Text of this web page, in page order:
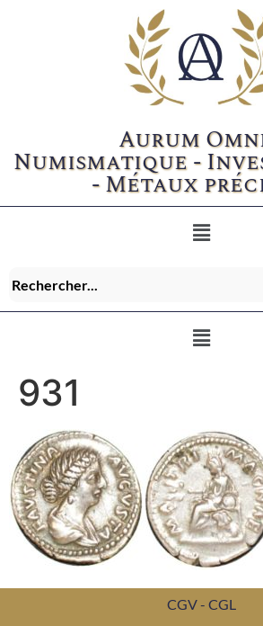
Aurum
Numismatique -
- Métaux
931
CGV - CGL